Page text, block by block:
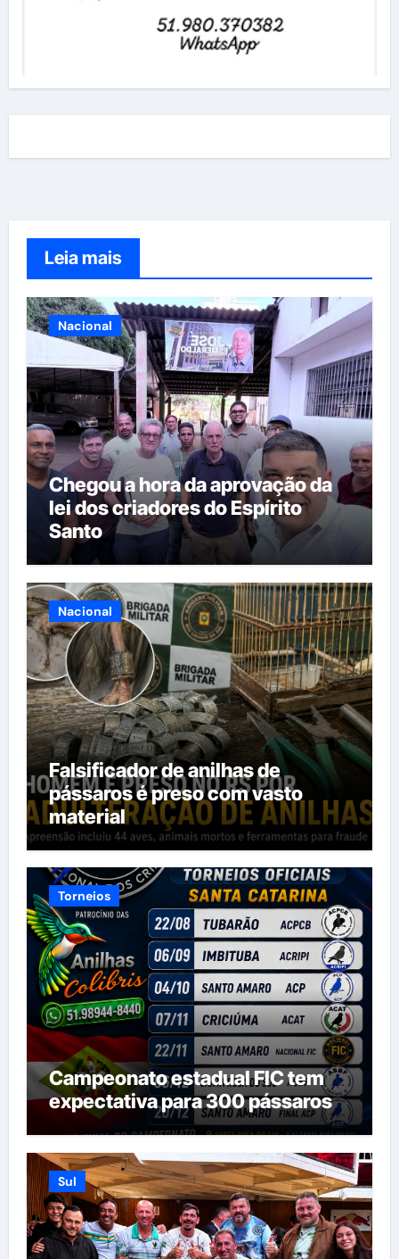
Leia mais
Nacional
Chegou a hora da aprovação da
lei dos criadores do Espírito
Santo
Nacional
Falsificador de anilhas de
pássaros é preso com vasto
material
Torneios
Campeonato estadual FIC tem
expectativa para 300 pássaros
Sul